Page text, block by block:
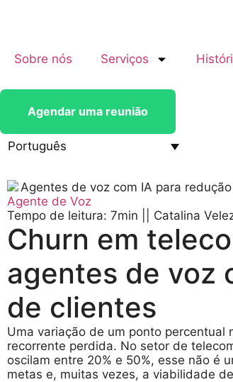
Sobre nós Serviços
Agendar uma reunião
Português
Agente de Voz
Tempo de leitura: 7min
Catalina
Churn em
agentes de voz
de clientes
Uma variação de um ponto
recorrente perdida. No setor de
oscilam entre 20% e 50%, esse não é
metas e, muitas vezes, a viabilidade